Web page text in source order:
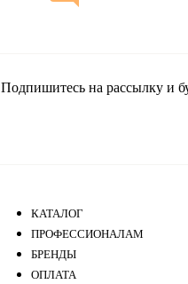
Подпишитесь на рассылку и
КАТАЛОГ
ПРОФЕССИОНАЛАМ
БРЕНДЫ
ОПЛАТА